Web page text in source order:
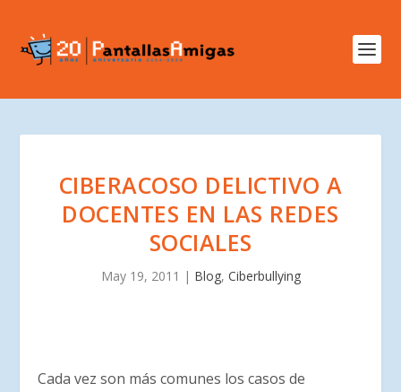
CIBERACOSO DELICTIVO A
DOCENTES EN LAS REDES
SOCIALES
May 19, 2011 | Blog, Ciberbullying
Cada vez son más comunes los casos de